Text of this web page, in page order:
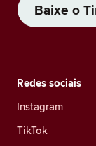
Baixe o
Redes sociais
Instagram
TikTok